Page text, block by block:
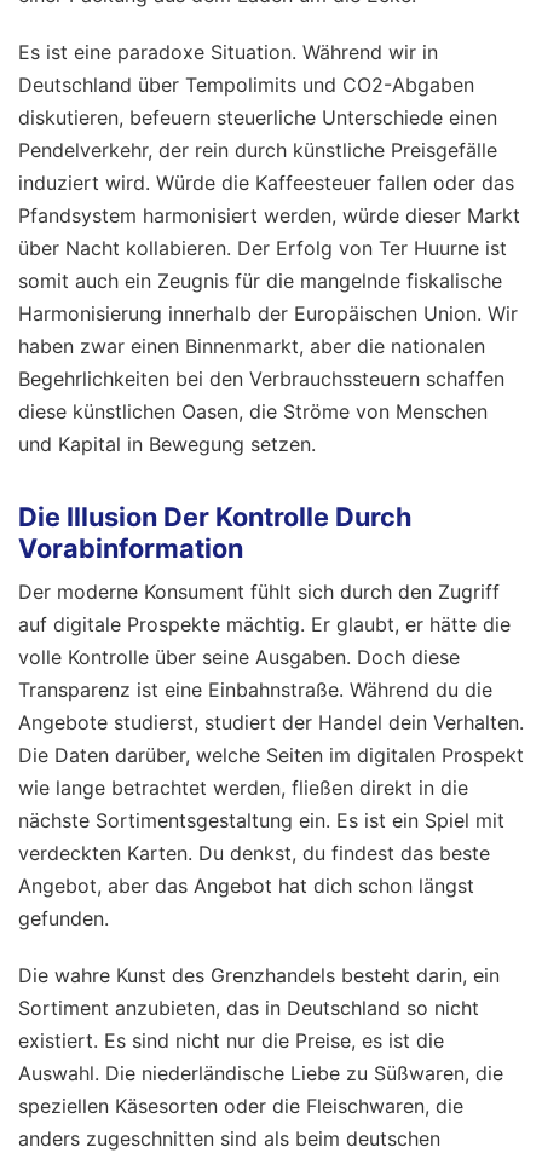
Es ist eine paradoxe Situation. Während wir in
Deutschland über Tempolimits und CO2-Abgaben
diskutieren, befeuern steuerliche Unterschiede einen
Pendelverkehr, der rein durch künstliche Preisgefälle
induziert wird. Würde die Kaffeesteuer fallen oder das
Pfandsystem harmonisiert werden, würde dieser Markt
über Nacht kollabieren. Der Erfolg von Ter Huurne ist
somit auch ein Zeugnis für die mangelnde fiskalische
Harmonisierung innerhalb der Europäischen Union. Wir
haben zwar einen Binnenmarkt, aber die nationalen
Begehrlichkeiten bei den Verbrauchssteuern schaffen
diese künstlichen Oasen, die Ströme von Menschen
und Kapital in Bewegung setzen.
Die Illusion Der Kontrolle Durch
Vorabinformation
Der moderne Konsument fühlt sich durch den Zugriff
auf digitale Prospekte mächtig. Er glaubt, er hätte die
volle Kontrolle über seine Ausgaben. Doch diese
Transparenz ist eine Einbahnstraße. Während du die
Angebote studierst, studiert der Handel dein Verhalten.
Die Daten darüber, welche Seiten im digitalen Prospekt
wie lange betrachtet werden, fließen direkt in die
nächste Sortimentsgestaltung ein. Es ist ein Spiel mit
verdeckten Karten. Du denkst, du findest das beste
Angebot, aber das Angebot hat dich schon längst
gefunden.
Die wahre Kunst des Grenzhandels besteht darin, ein
Sortiment anzubieten, das in Deutschland so nicht
existiert. Es sind nicht nur die Preise, es ist die
Auswahl. Die niederländische Liebe zu Süßwaren, die
speziellen Käsesorten oder die Fleischwaren, die
anders zugeschnitten sind als beim deutschen